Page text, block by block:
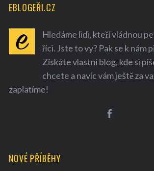
EBLOGEŘI.CZ
Hledáme lidi, kteří vládnou
říci. Jste to vy? Pak se k nám
Získáte vlastní blog, kde si
chcete a navíc vám ještě za
zaplatíme!
NOVÉ PŘÍBĚHY